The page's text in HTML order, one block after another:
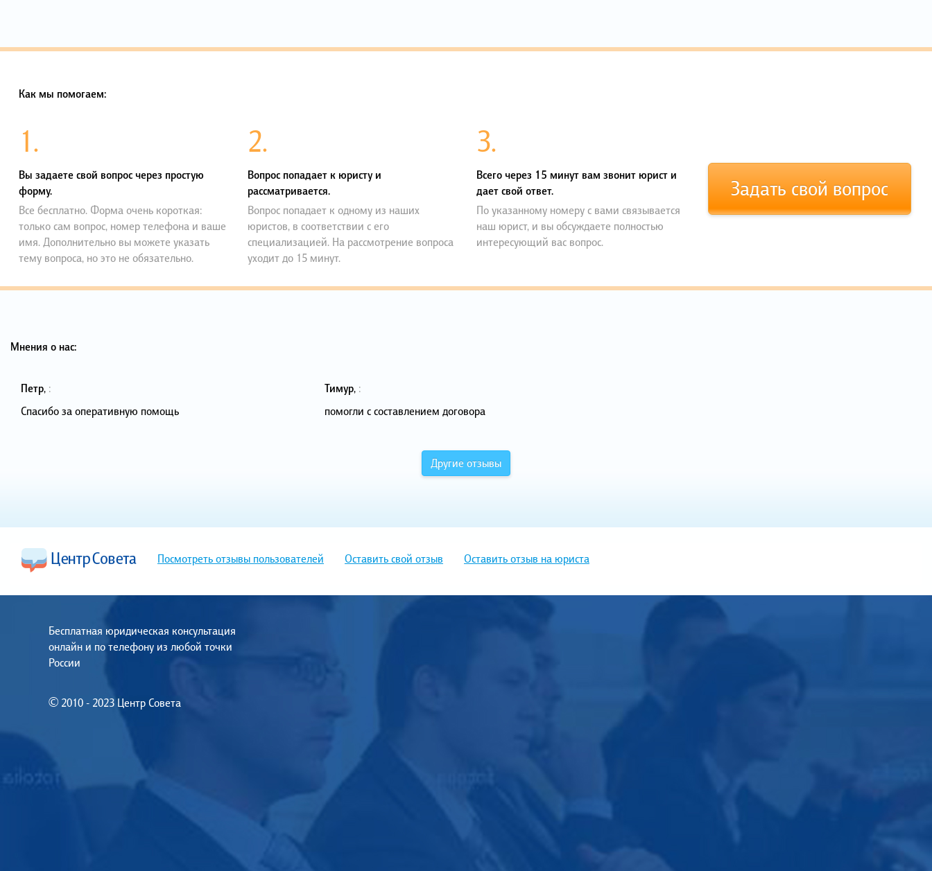
Как мы помогаем:
1.
Вы задаете свой вопрос через простую
форму.
Все бесплатно. Форма очень короткая:
только сам вопрос, номер телефона и ваше
имя. Дополнительно вы можете указать
тему вопроса, но это не обязательно.
2.
Вопрос попадает к юристу и
рассматривается.
Вопрос попадает к одному из наших
юристов, в соответствии с его
специализацией. На рассмотрение вопроса
уходит до 15 минут.
3.
Всего через 15 минут вам звонит юрист и
дает свой ответ.
По указанному номеру с вами связывается
наш юрист, и вы обсуждаете полностью
интересующий вас вопрос.
Задать свой вопрос
Мнения о нас:
Петр, :
Спасибо за оперативную помощь
Тимур, :
помогли с составлением договора
Другие отзывы
Посмотреть отзывы пользователей Оставить свой отзыв Оставить отзыв на юриста
Бесплатная юридическая консультация
онлайн и по телефону из любой точки
России
© 2010 - 2023 Центр Совета